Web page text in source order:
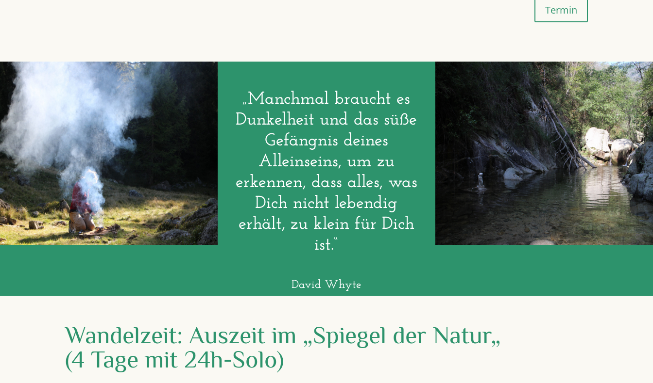
Termin
„Manchmal braucht es
Dunkelheit und das süße
Gefängnis deines
Alleinseins, um zu
erkennen, dass alles, was
Dich nicht lebendig
erhält, zu klein für Dich
ist.“
David Whyte
Wandelzeit: Auszeit im „Spiegel der Natur„
(4 Tage mit 24h-Solo)